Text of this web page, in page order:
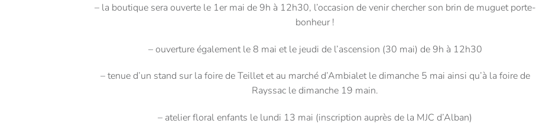
– la boutique sera ouverte le 1er mai de 9h à 12h30, l’occasion de venir chercher son brin de muguet porte-
bonheur !
– ouverture également le 8 mai et le jeudi de l’ascension (30 mai) de 9h à 12h30
– tenue d’un stand sur la foire de Teillet et au marché d’Ambialet le dimanche 5 mai ainsi qu’à la foire de
Rayssac le dimanche 19 main.
– atelier floral enfants le lundi 13 mai (inscription auprès de la MJC d’Alban)